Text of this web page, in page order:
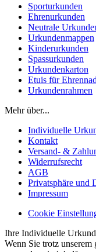
Sporturkunden
Ehrenurkunden
Neutrale
Urkundenmappen
Kinderurkunden
Spassurkunden
Urkundenkarton
Etuis für
Urkundenrahmen
Mehr über...
Individuelle
Kontakt
Versand- &
Widerrufsrecht
AGB
Privatsphäre und
Impressum
Cookie
Ihre Individuelle
Wenn Sie trotz